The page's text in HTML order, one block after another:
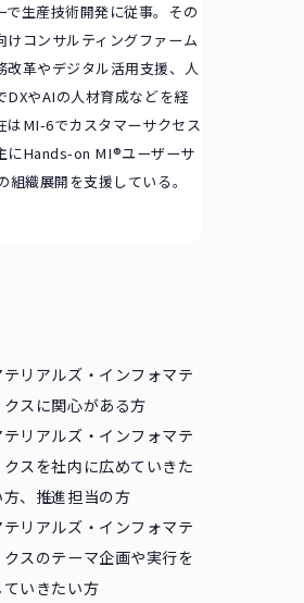
で生産技術開発に従事。その
けコンサルティングファーム
改革やデジタル活用支援、人
DXやAIの人材育成などを経
はMI-6でカスタマーサクセス
にHands-on MI®ユーザーサ
組織展開を支援している。
テリアルズ・インフォマテ
クスに関心がある方
テリアルズ・インフォマテ
クスを社内に広めていきた
方、推進担当の方
テリアルズ・インフォマテ
クスのテーマ企画や実行を
ていきたい方